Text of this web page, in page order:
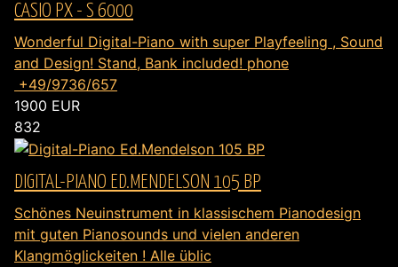
CASIO PX - S 6000
Wonderful Digital-Piano with super Playfeeling , Sound
and Design! Stand, Bank included! phone
+49/9736/657
1900 EUR
832
DIGITAL-PIANO ED.MENDELSON 105 BP
Schönes Neuinstrument in klassischem Pianodesign
mit guten Pianosounds und vielen anderen
Klangmöglickeiten ! Alle üblic